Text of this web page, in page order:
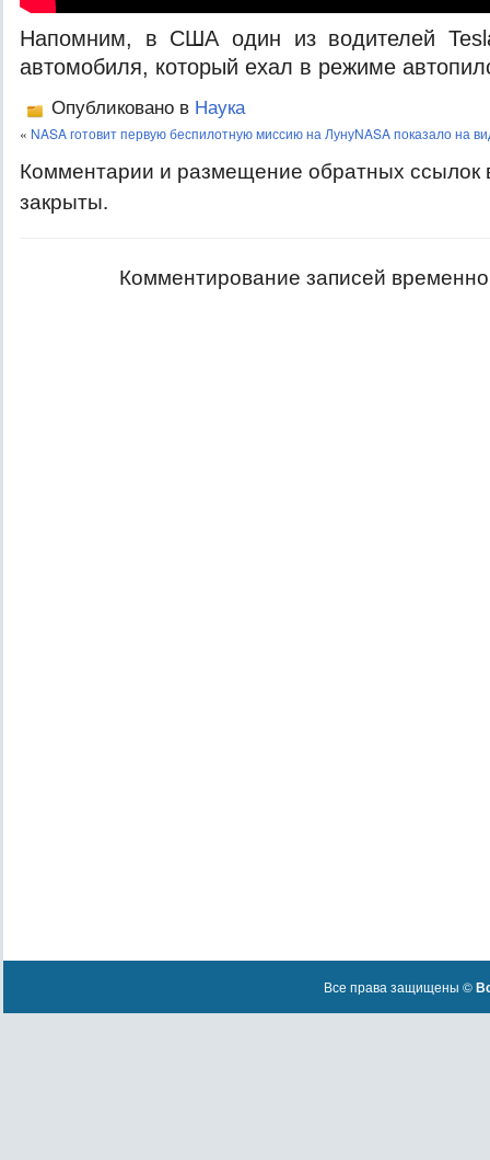
Напомним, в США один из водителей
автомобиля, который ехал в режиме
Опубликовано в Наука
« NASA готовит первую беспилотную миссию на ЛунуNASA показало на
Комментарии и размещение обратных ссылок
закрыты.
Комментирование записей
Все права защищены ©